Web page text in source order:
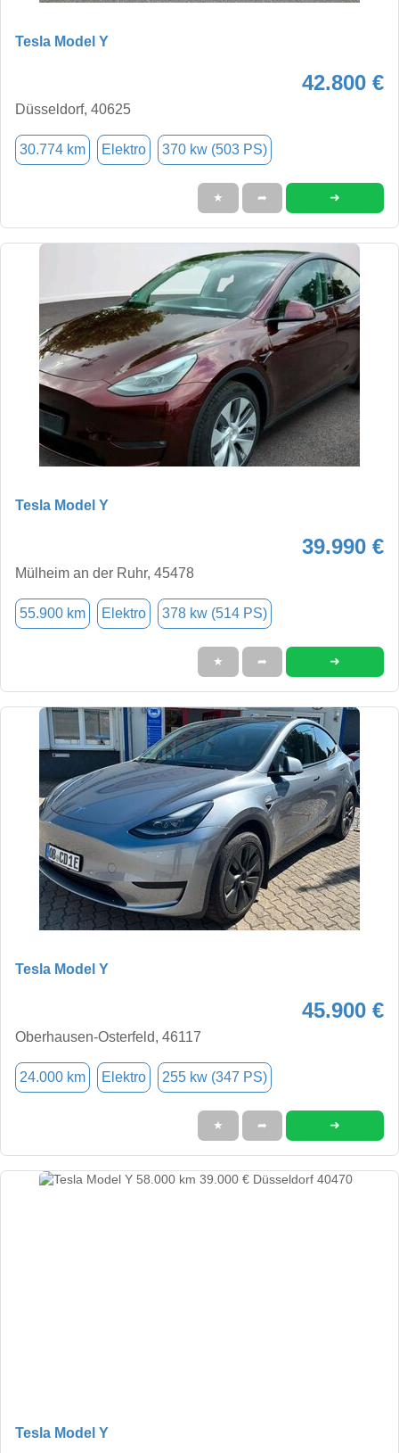
Tesla Model Y
42.800 €
Düsseldorf, 40625
30.774 km Elektro 370 kw (503 PS)
★ ➦ ➜
Tesla Model Y
39.990 €
Mülheim an der Ruhr, 45478
55.900 km Elektro 378 kw (514 PS)
★ ➦ ➜
Tesla Model Y
45.900 €
Oberhausen-Osterfeld, 46117
24.000 km Elektro 255 kw (347 PS)
★ ➦ ➜
Tesla Model Y